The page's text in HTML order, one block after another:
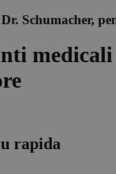
Schumacher,
rapida